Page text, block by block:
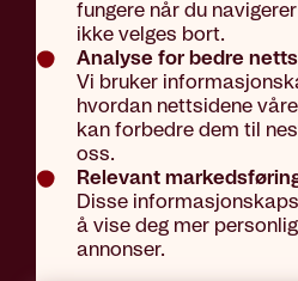
fungere når du
ikke velges bort.
Analyse for bedre
Vi bruker
hvordan nettsidene
kan forbedre dem til
oss.
Relevant
Disse
å vise deg mer
annonser.
Sett
øverst